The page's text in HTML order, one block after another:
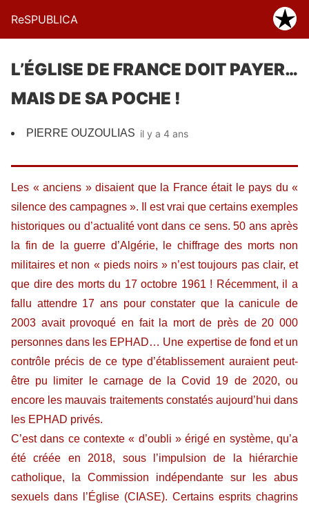
ReSPUBLICA
L’ÉGLISE DE FRANCE DOIT PAYER…
MAIS DE SA POCHE !
PIERRE OUZOULIAS il y a 4 ans
Les « anciens » disaient que la France était le pays du «
silence des campagnes ». Il est vrai que certains exemples
historiques ou d’actualité vont dans ce sens. 50 ans après
la fin de la guerre d’Algérie, le chiffrage des morts non
militaires et non « pieds noirs » n’est toujours pas clair, et
que dire des morts du 17 octobre 1961 ! Récemment, il a
fallu attendre 17 ans pour constater que la canicule de
2003 avait provoqué en fait la mort de près de 20 000
personnes dans les EPHAD… Une expertise de fond et un
contrôle précis de ce type d’établissement auraient peut-
être pu limiter le carnage de la Covid 19 de 2020, ou
encore les mauvais traitements constatés aujourd’hui dans
les EPHAD privés.
C’est dans ce contexte « d’oubli » érigé en système, qu’a
été créée en 2018, sous l’impulsion de la hiérarchie
catholique, la Commission indépendante sur les abus
sexuels dans l’Église (CIASE). Certains esprits chagrins